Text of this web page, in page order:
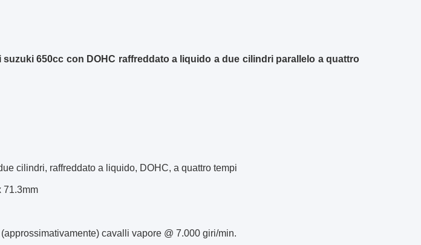
650cc con DOHC raffreddato a liquido a due cilindri parallelo a quattro
cilindri, raffreddato a liquido, DOHC, a quattro tempi
71.3mm
cavalli vapore @ 7.000 giri/min.